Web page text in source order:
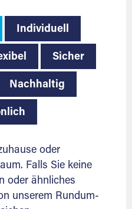
Individuell
Sicher
Nachhaltig
oder
Falls Sie keine
oder ähnliches
unserem Rundum-